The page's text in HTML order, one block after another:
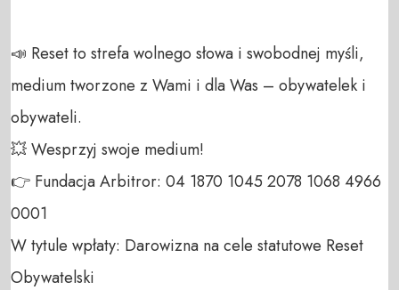
📣 Reset to strefa wolnego słowa i swobodnej myśli,
medium tworzone z Wami i dla Was – obywatelek i
obywateli.
💥 Wesprzyj swoje medium!
👉 Fundacja Arbitror: 04 1870 1045 2078 1068 4966
0001
W tytule wpłaty: Darowizna na cele statutowe Reset
Obywatelski